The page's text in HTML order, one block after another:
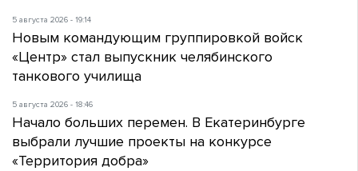
5 августа 2026 - 19:14
Новым командующим группировкой войск
«Центр» стал выпускник челябинского
танкового училища
5 августа 2026 - 18:46
Начало больших перемен. В Екатеринбурге
выбрали лучшие проекты на конкурсе
«Территория добра»